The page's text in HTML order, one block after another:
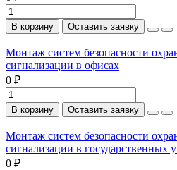
В корзину Оставить заявку
Монтаж систем безопасности
сигнализации в офисах
0 ₽
В корзину Оставить заявку
Монтаж систем безопасности
сигнализации в государственных
0 ₽